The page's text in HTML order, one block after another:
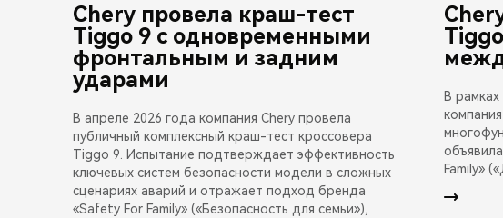
Chery провела краш-тест
Tiggo 9 с одновременными
фронтальным и задним
ударами
В апреле 2026 года компания Chery провела
публичный комплексный краш-тест кроссовера
Tiggo 9. Испытание подтверждает эффективность
ключевых систем безопасности модели в сложных
сценариях аварий и отражает подход бренда
«Safety For Family» («Безопасность для семьи»),
В
Family»